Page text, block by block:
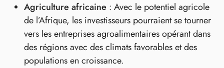
Agriculture africaine : Avec le potentiel agricole
de l’Afrique, les investisseurs pourraient se tourner
vers les entreprises agroalimentaires opérant dans
des régions avec des climats favorables et des
populations en croissance.